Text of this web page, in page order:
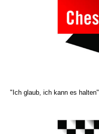
"Ich glaub, ich kann es halten"